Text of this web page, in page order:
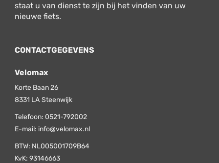
staat u van dienst te zijn bij het vinden van uw
nieuwe fiets.
CONTACTGEGEVENS
Velomax
Korte Baan 26
8331 LA Steenwijk
Telefoon: 0521-792002
E-mail: info@velomax.nl
BTW: NL005001709B64
KvK: 93146663